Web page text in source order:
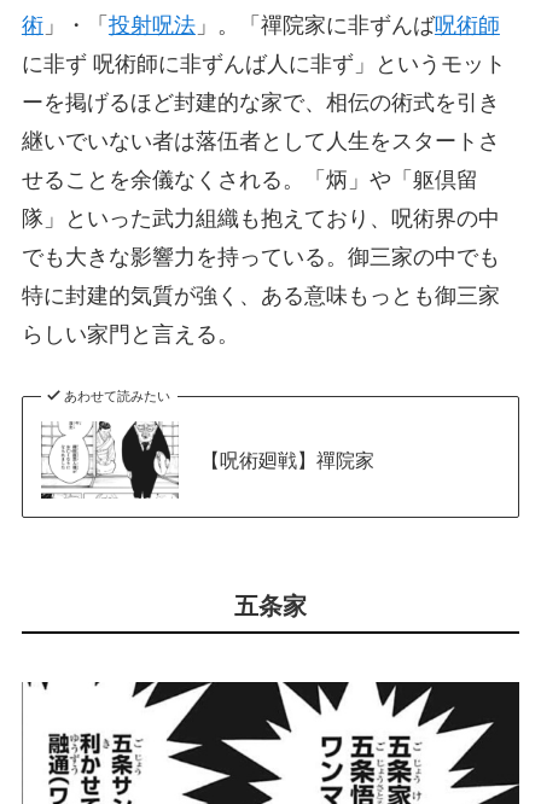
術」・「 投射呪法」。「禪院家に非ずんば呪術師
に非ず 呪術師に非ずんば人に非ず」というモット
ーを掲げるほど封建的な家で、相伝の術式を引き
継いでいない者は落伍者として人生をスタートさ
せることを余儀なくされる。「炳」や「躯倶留
隊」といった武力組織も抱えており、呪術界の中
でも大きな影響力を持っている。御三家の中でも
特に封建的気質が強く、ある意味もっとも御三家
らしい家門と言える。
あわせて読みたい
【呪術廻戦】禪院家
五条家